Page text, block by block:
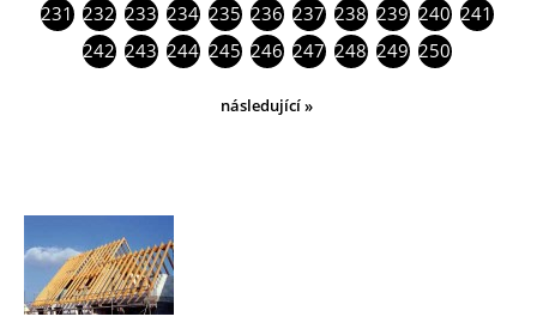
231 232 233 234 235 236 237 238 239 240 241
242 243 244 245 246 247 248 249 250
následující »